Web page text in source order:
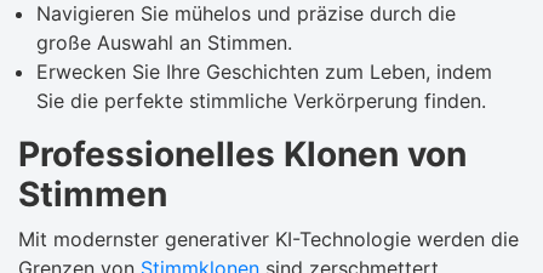
Navigieren Sie mühelos und präzise durch die
große Auswahl an Stimmen.
Erwecken Sie Ihre Geschichten zum Leben, indem
Sie die perfekte stimmliche Verkörperung finden.
Professionelles Klonen von
Stimmen
Mit modernster generativer KI-Technologie werden die